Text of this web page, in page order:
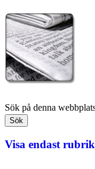
Sök på denna
Visa endast